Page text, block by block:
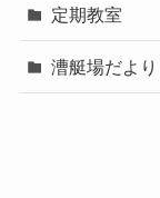
定期教室
漕艇場だより